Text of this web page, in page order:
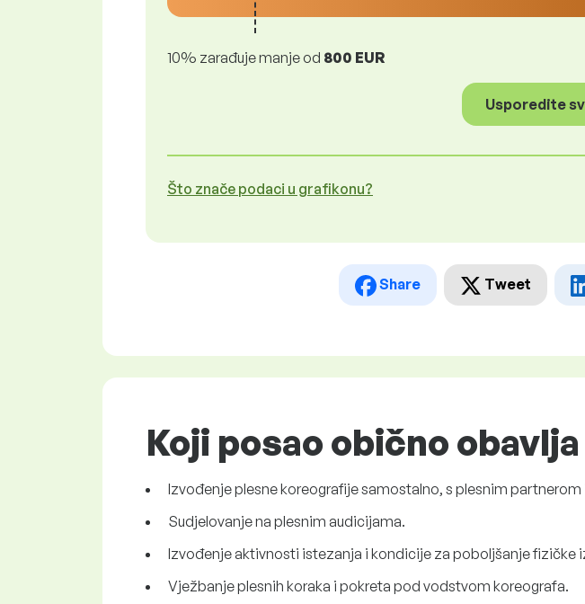
10% zarađuje manje od 800 EUR
Usporedite
Što znače podaci u grafikonu?
Share Tweet
Koji posao obično
Izvođenje plesne koreografije samostalno, s plesnim partnerom
Sudjelovanje na plesnim audicijama.
Izvođenje aktivnosti istezanja i kondicije za poboljšanje
Vježbanje plesnih koraka i pokreta pod vodstvom koreografa.